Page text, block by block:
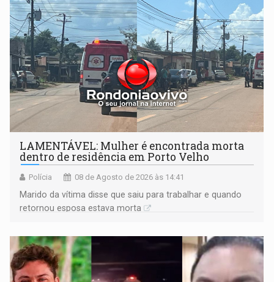
LAMENTÁVEL: Mulher é encontrada morta
dentro de residência em Porto Velho
Polícia 08 de Agosto de 2026 às 14:41
Marido da vítima disse que saiu para trabalhar e quando
retornou esposa estava morta